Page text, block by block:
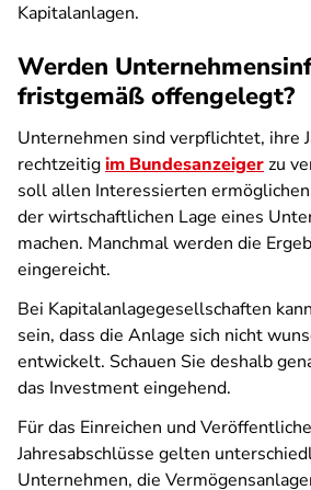
Kapitalanlagen.
Werden
fristgemäß offengelegt?
Unternehmen sind verpflichtet, ihre
rechtzeitigim Bundesanzeigerzu
soll allen Interessierten
der wirtschaftlichen Lage eines
machen. Manchmal werden die
eingereicht.
Bei Kapitalanlagegesellschaften
sein, dass die Anlage sich nicht
entwickelt. Schauen Sie deshalb
das Investment eingehend.
Für das Einreichen und
Jahresabschlüsse gelten
Unternehmen, die